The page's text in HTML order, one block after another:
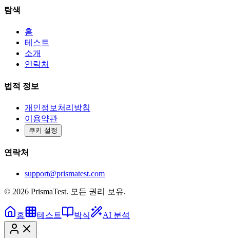
탐색
홈
테스트
소개
연락처
법적 정보
개인정보처리방침
이용약관
쿠키 설정
연락처
support@prismatest.com
© 2026 PrismaTest. 모든 권리 보유.
홈 테스트 박식 AI 분석